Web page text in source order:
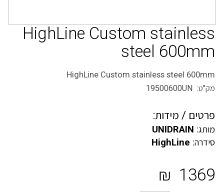
HighLine Custom stainless
steel 600mm
HighLine Custom stainless steel 600mm
מק"ט: 19500600UN
פרטים / מידות:
מותג: UNIDRAIN
סידרה: HighLine
1369
₪